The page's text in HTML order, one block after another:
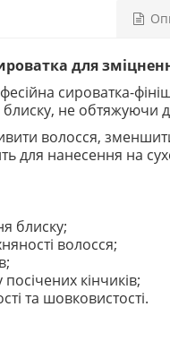
для
сироватка-
блиску, не обтяжуючи
волосся,
для нанесення на
блиску;
волосся;
кінчиків;
та шовковистості.